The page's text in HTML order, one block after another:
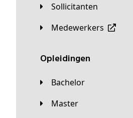
Sollicitanten
Medewerkers
Opleidingen
Bachelor
Master